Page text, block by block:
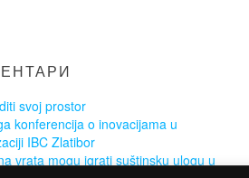
svoj prostor
konferencija o inovacijama u
IBC Zlatibor
vrata mogu igrati suštinsku ulogu u